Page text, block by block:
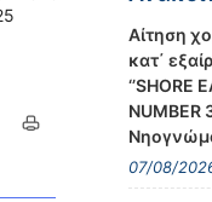
Αίτηση
κατ΄
‘’SHORE
NUMBER
07/08/